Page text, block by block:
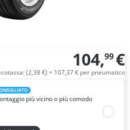
104,99 €
(2,38€) = 107,37€ per pneumatico
più vicino o più comodo